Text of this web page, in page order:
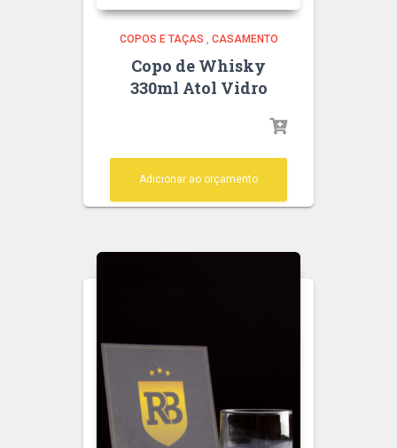
COPOS E TAÇAS , CASAMENTO
Copo de Whisky
330ml Atol Vidro
Adicionar ao orçamento